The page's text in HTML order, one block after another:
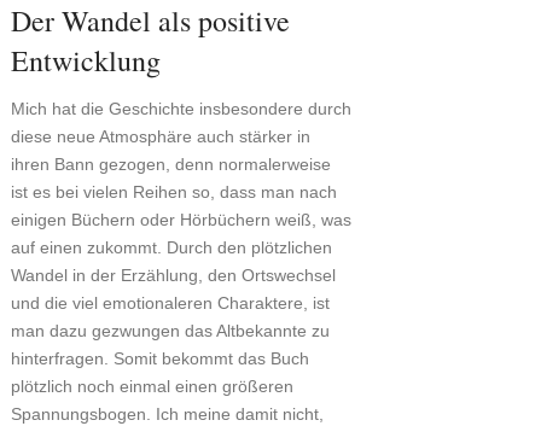
Der Wandel als positive
Entwicklung
Mich hat die Geschichte insbesondere durch
diese neue Atmosphäre auch stärker in
ihren Bann gezogen, denn normalerweise
ist es bei vielen Reihen so, dass man nach
einigen Büchern oder Hörbüchern weiß, was
auf einen zukommt. Durch den plötzlichen
Wandel in der Erzählung, den Ortswechsel
und die viel emotionaleren Charaktere, ist
man dazu gezwungen das Altbekannte zu
hinterfragen. Somit bekommt das Buch
plötzlich noch einmal einen größeren
Spannungsbogen. Ich meine damit nicht,